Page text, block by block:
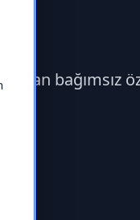
bağımsız